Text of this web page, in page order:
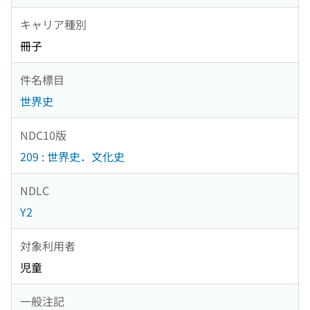
キャリア種別
冊子
件名標目
世界史
NDC10版
209 : 世界史．文化史
NDLC
Y2
対象利用者
児童
一般注記